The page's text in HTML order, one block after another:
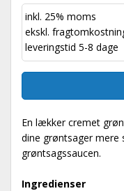
inkl. 25% moms
ekskl.
leveringstid 5-8 dage
En lækker cremet
dine grøntsager mere
grøntsagssaucen.
Ingredienser